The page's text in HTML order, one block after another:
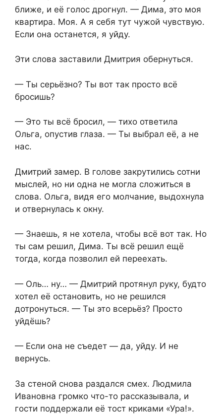
ближе, и её голос дрогнул. — Дима, это моя
квартира. Моя. А я себя тут чужой чувствую.
Если она останется, я уйду.
Эти слова заставили Дмитрия обернуться.
— Ты серьёзно? Ты вот так просто всё
бросишь?
— Это ты всё бросил, — тихо ответила
Ольга, опустив глаза. — Ты выбрал её, а не
нас.
Дмитрий замер. В голове закрутились сотни
мыслей, но ни одна не могла сложиться в
слова. Ольга, видя его молчание, выдохнула
и отвернулась к окну.
— Знаешь, я не хотела, чтобы всё вот так. Но
ты сам решил, Дима. Ты всё решил ещё
тогда, когда позволил ей переехать.
— Оль… ну… — Дмитрий протянул руку, будто
хотел её остановить, но не решился
дотронуться. — Ты это всерьёз? Просто
уйдёшь?
— Если она не съедет — да, уйду. И не
вернусь.
За стеной снова раздался смех. Людмила
Ивановна громко что-то рассказывала, и
гости поддержали её тост криками «Ура!».